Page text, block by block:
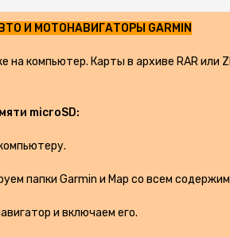
И МОТОНАВИГАТОРЫ GARMIN
на компьютер. Карты в архиве RAR или
microSD:
папки Garmin и Map со всем
и включаем его.